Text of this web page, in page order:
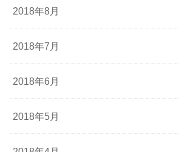
2018年8月
2018年7月
2018年6月
2018年5月